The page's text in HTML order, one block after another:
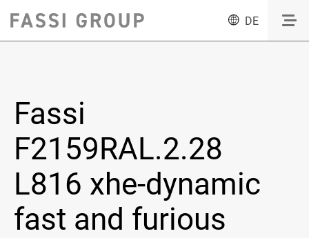
DE
Fassi
F2159RAL.2.28
L816 xhe-dynamic
fast and furious